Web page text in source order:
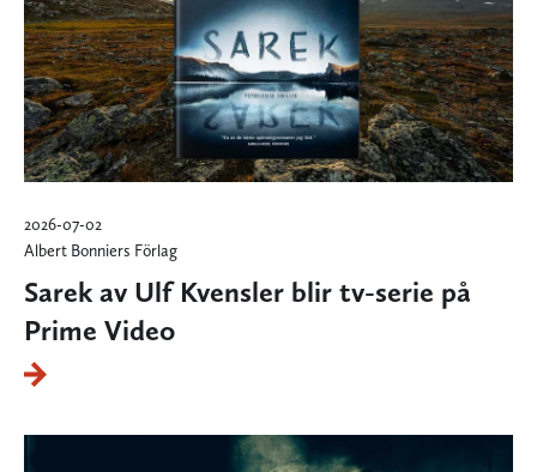
2026-07-02
Albert Bonniers Förlag
Sarek av Ulf Kvensler blir tv-serie på
Prime Video